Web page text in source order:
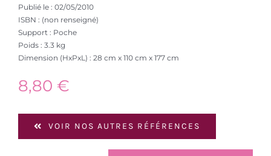
Publié le : 02/05/2010
ISBN : (non renseigné)
Support : Poche
Poids : 3.3 kg
Dimension (HxPxL) : 28 cm x 110 cm x 177 cm
8,80 €
VOIR NOS AUTRES RÉFÉRENCES